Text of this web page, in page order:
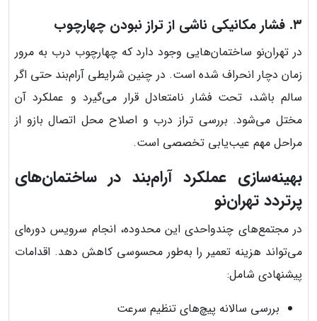
۳. فشار مکانیکی ناشی از تراز نبودن چهارچوب
در تهران‌نو ساختمان‌هایی وجود دارد که چهارچوب درب به مرور
زمان دچار انحراف شده است. در چنین شرایطی آرام‌بند حتی اگر
سالم باشد، تحت فشار نامتعادل قرار می‌گیرد و عملکرد آن
مختل می‌شود. بررسی تراز درب و اصلاح محل اتصال بازو از
مراحل مهم عیب‌یابی تخصصی است.
بهینه‌سازی عملکرد آرام‌بند در ساختمان‌های
پرتردد تهران‌نو
در مجتمع‌های چندواحدی این محدوده، انجام سرویس دوره‌ای
می‌تواند هزینه تعمیر را به‌طور محسوسی کاهش دهد. اقدامات
پیشنهادی شامل:
بررسی سالانه پیچ‌های تنظیم سرعت